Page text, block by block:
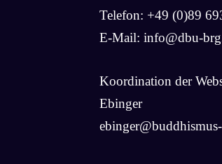
Telefon: +49 (0)89
E-Mail: info@dbu-
Koordination der
Ebinger